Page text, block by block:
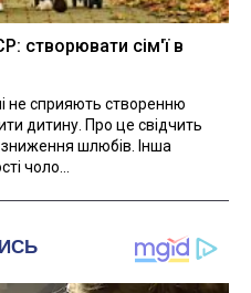
створювати сім'ї в
не сприяють створенню
дитину. Про це свідчить
зниження шлюбів. Інша
чоло...